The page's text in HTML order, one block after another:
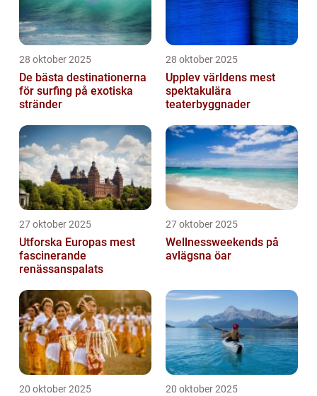
28 oktober 2025
De bästa destinationerna
för surfing på exotiska
stränder
28 oktober 2025
Upplev världens mest
spektakulära
teaterbyggnader
27 oktober 2025
Utforska Europas mest
fascinerande
renässanspalats
27 oktober 2025
Wellnessweekends på
avlägsna öar
20 oktober 2025 20 oktober 2025